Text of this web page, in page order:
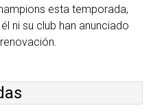
esta temporada,
ni su club han anunciado